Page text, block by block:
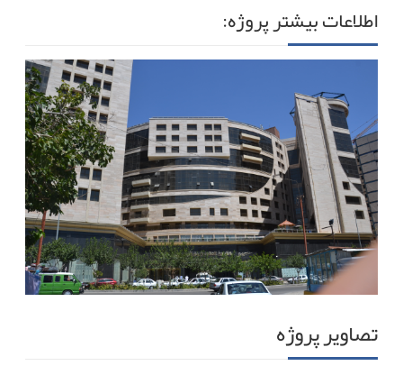
اطلاعات بیشتر پروژه:
تصاویر پروژه